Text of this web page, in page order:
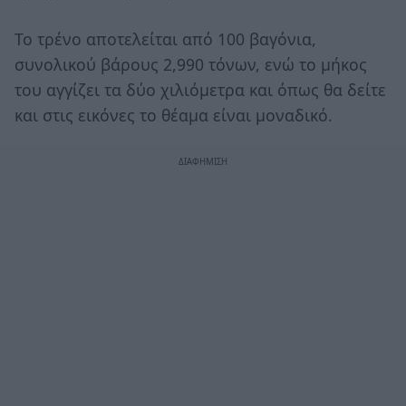
Το τρένο αποτελείται από 100 βαγόνια,
συνολικού βάρους 2,990 τόνων, ενώ το μήκος
του αγγίζει τα δύο χιλιόμετρα και όπως θα δείτε
και στις εικόνες το θέαμα είναι μοναδικό.